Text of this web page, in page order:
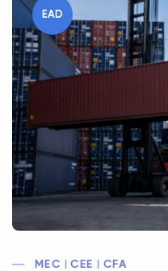
EAD
MEC | CEE | CFA